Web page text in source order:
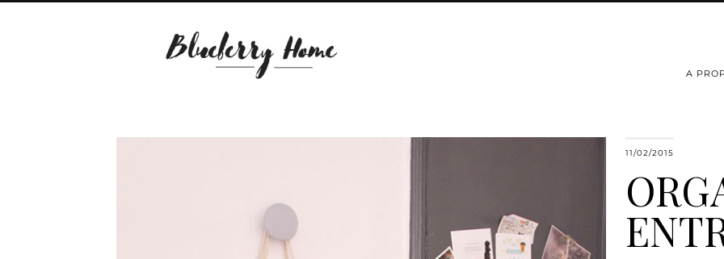
A
11/02/2015